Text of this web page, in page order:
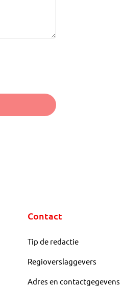
Contact
Tip de redactie
Regioverslaggevers
Adres en contactgegevens